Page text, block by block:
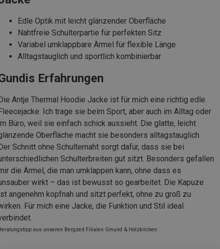
Edle Optik mit leicht glänzender Oberfläche
Nahtfreie Schulterpartie für perfekten Sitz
Variabel umklappbare Ärmel für flexible Länge
Alltagstauglich und sportlich kombinierbar
Erfahrungen
Antje Thermal Hoodie Jacke ist für mich eine richtig edle
Ich trage sie beim Sport, aber auch im Alltag oder
Büro, weil sie einfach schick aussieht. Die glatte, leicht
Oberfläche macht sie besonders alltagstauglich.
Schnitt ohne Schulternaht sorgt dafür, dass sie bei
Schulterbreiten gut sitzt. Besonders gefallen
die Ärmel, die man umklappen kann, ohne dass es
wirkt – das ist bewusst so gearbeitet. Die Kapuze
angenehm kopfnah und sitzt perfekt, ohne zu groß zu
Für mich eine Jacke, die Funktion und Stil ideal
aus unseren Bergzeit Filialen Gmund & Holzkirchen